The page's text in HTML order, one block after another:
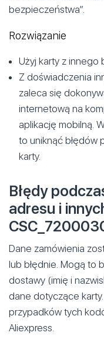
bezpieczeństwa”.
Rozwiązanie
Użyj karty z innego
Z doświadczenia
zaleca się
internetową na
aplikację mobilną.
to uniknąć błędów
karty.
Błędy
adresu i
Dane zamówienia
lub błędnie. Mogą to
dostawy (imię i
dane dotyczące
przypadków tych
Aliexpress.